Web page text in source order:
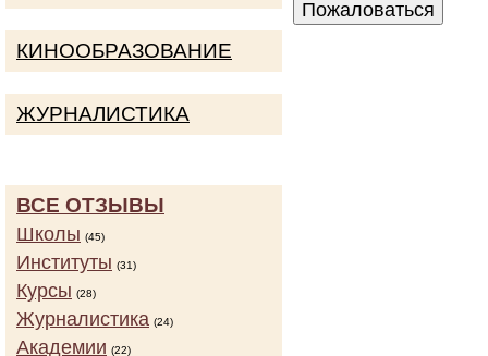
КИНООБРАЗОВАНИЕ
ЖУРНАЛИСТИКА
ВСЕ ОТЗЫВЫ
Школы (45)
Институты (31)
Курсы (28)
Журналистика (24)
Академии (22)